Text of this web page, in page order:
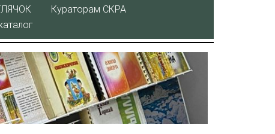
Кураторaм СКРА